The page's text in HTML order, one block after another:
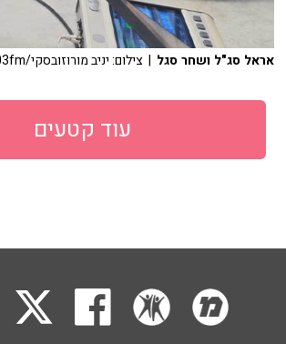
אראל סג"ל ושחר סגל | צילום: יניב מורוזובסקי/103fm
עוד קטעים